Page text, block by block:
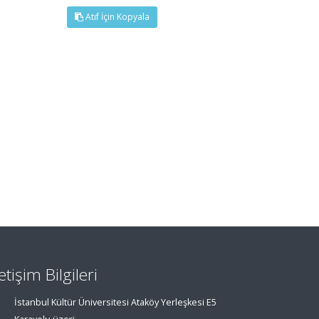
Atıf İçin Kopyala
Bilgileri
İstanbul Kültür Üniversitesi Ataköy Yerleşkesi E5